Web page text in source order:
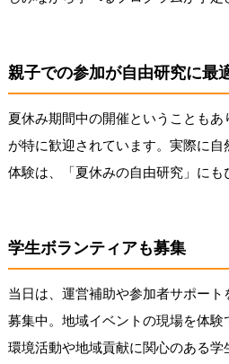
親子での参加が自由研究に最
夏休み期間中の開催ということも
が特に歓迎されています。実際に
体験は、「夏休みの自由研究」にも
学生ボランティアも募集
当日は、運営補助や参加者サポー
募集中。地域イベントの現場を体験
環境活動や地域貢献に関心のある学